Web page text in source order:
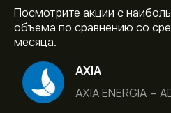
Посмотрите акции с
объема по сравнению со
месяца.
AXIA
AXIA ENERGIA -